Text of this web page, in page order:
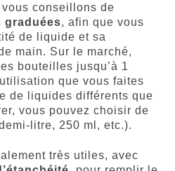
conseillons de
graduées, afin que vous
de liquide et sa
main. Sur le marché,
bouteilles jusqu’à 1
que vous faites
de liquides différents que
vous pouvez choisir de
litre, 250 ml, etc.).
très utiles, avec